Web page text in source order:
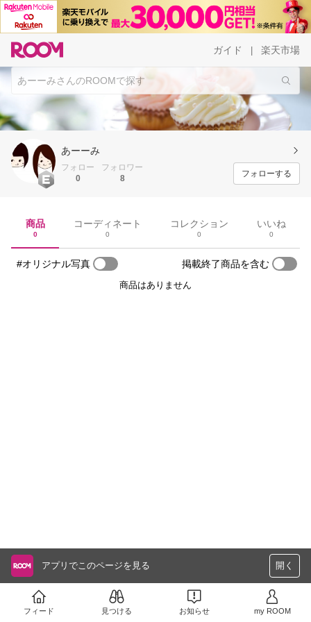
ガイド 楽天市場
あーーみ
フォロー
0
フォロワー
8
フォローする
商品
0
コーディネート
0
コレクション
0
いいね
0
#オリジナル写真 掲載終了商品を含む
商品はありません
アプリでこのページを見る 開く
フィード 見つける お知らせ my ROOM